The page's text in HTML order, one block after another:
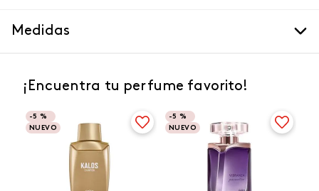
Medidas
¡Encuentra tu perfume favorito!
-5 %
NUEVO
-5 %
NUEVO